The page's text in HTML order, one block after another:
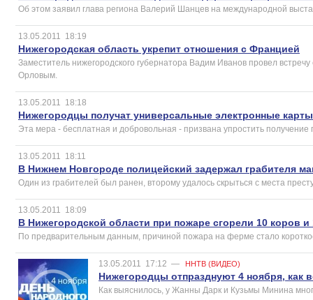
Об этом заявил глава региона Валерий Шанцев на международной
13.05.2011 18:19
Нижегородская область укрепит отношения с Францией
Заместитель нижегородского губернатора Вадим Иванов провел
Орловым.
13.05.2011 18:18
Нижегородцы получат универсальные электронные
Эта мера - бесплатная и добровольная - призвана упростить получение
13.05.2011 18:11
В Нижнем Новгороде полицейский задержал грабителя
Один из грабителей был ранен, второму удалось скрыться с места
13.05.2011 18:09
В Нижегородской области при пожаре сгорели 10 коров и
По предварительным данным, причиной пожара на ферме стало
13.05.2011 17:12 — ННТВ (ВИДЕО)
Нижегородцы отпразднуют 4 ноября, как
Как выяснилось, у Жанны Дарк и Кузьмы Минина